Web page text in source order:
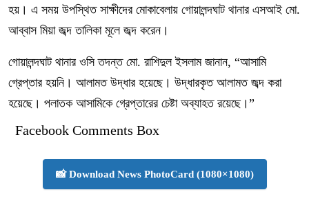
হয়। এ সময় উপস্থিত সাক্ষীদের মোকাবেলায় গোয়ালন্দঘাট থানার এসআই মো.
আব্বাস মিয়া জব্দ তালিকা মূলে জব্দ করেন।
গোয়ালন্দঘাট থানার ওসি তদন্ত মো. রাশিদুল ইসলাম জানান, “আসামি
গ্রেপ্তার হয়নি। আলামত উদ্ধার হয়েছে। উদ্ধারকৃত আলামত জব্দ করা
হয়েছে। পলাতক আসামিকে গ্রেপ্তারের চেষ্টা অব্যাহত রয়েছে।”
Facebook Comments Box
📸 Download News PhotoCard (1080×1080)